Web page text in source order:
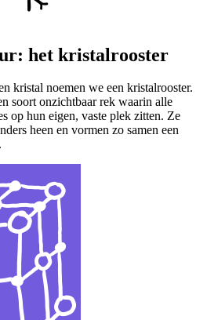
het kristalrooster
kristal noemen we een kristalrooster.
soort onzichtbaar rek waarin alle
op hun eigen, vaste plek zitten. Ze
heen en vormen zo samen een